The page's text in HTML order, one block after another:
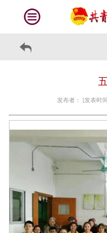
发布者： [发表时